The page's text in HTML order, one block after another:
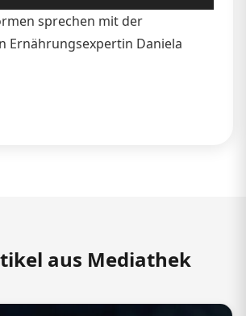
sprechen mit der
Ernährungsexpertin Daniela
aus Mediathek